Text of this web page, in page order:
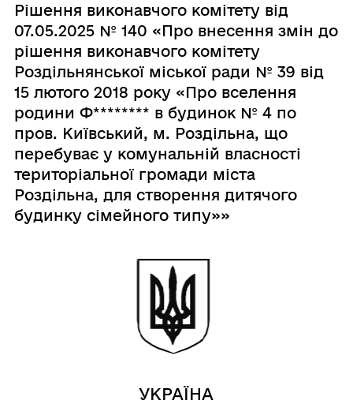
Рішення виконавчого комітету від
07.05.2025 № 140 «Про внесення змін до
рішення виконавчого комітету
Роздільнянської міської ради № 39 від
15 лютого 2018 року «Про вселення
родини Ф******** в будинок № 4 по
пров. Київський, м. Роздільна, що
перебуває у комунальній власності
територіальної громади міста
Роздільна, для створення дитячого
будинку сімейного типу»»
УКРАЇНА